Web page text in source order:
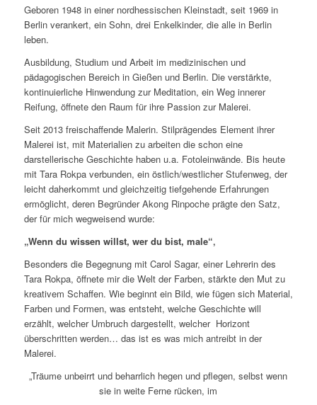
Geboren 1948 in einer nordhessischen Kleinstadt, seit 1969 in
Berlin verankert, ein Sohn, drei Enkelkinder, die alle in Berlin
leben.
Ausbildung, Studium und Arbeit im medizinischen und
pädagogischen Bereich in Gießen und Berlin. Die verstärkte,
kontinuierliche Hinwendung zur Meditation, ein Weg innerer
Reifung, öffnete den Raum für ihre Passion zur Malerei.
Seit 2013 freischaffende Malerin. Stilprägendes Element ihrer
Malerei ist, mit Materialien zu arbeiten die schon eine
darstellerische Geschichte haben u.a. Fotoleinwände. Bis heute
mit Tara Rokpa verbunden, ein östlich/westlicher Stufenweg, der
leicht daherkommt und gleichzeitig tiefgehende Erfahrungen
ermöglicht, deren Begründer Akong Rinpoche prägte den Satz,
der für mich wegweisend wurde:
„Wenn du wissen willst, wer du bist, male“‚
Besonders die Begegnung mit Carol Sagar, einer Lehrerin des
Tara Rokpa, öffnete mir die Welt der Farben, stärkte den Mut zu
kreativem Schaffen. Wie beginnt ein Bild, wie fügen sich Material,
Farben und Formen, was entsteht, welche Geschichte will
erzählt, welcher Umbruch dargestellt, welcher Horizont
überschritten werden… das ist es was mich antreibt in der
Malerei.
„Träume unbeirrt und beharrlich hegen und pflegen, selbst wenn
sie in weite Ferne rücken, im